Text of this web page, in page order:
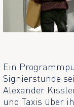
Ein
Signierstunde
Alexander
und Taxis über